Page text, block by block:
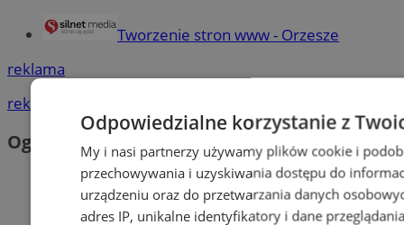
Tworzenie stron www - Orzesze
reklama
reklama
Ogłoszenia
Odpowiedzialne korzystanie z
My i nasi partnerzy używamy plików cookie i
przechowywania i uzyskiwania dostępu do
urządzeniu oraz do przetwarzania danych
adres IP, unikalne identyfikatory i dane